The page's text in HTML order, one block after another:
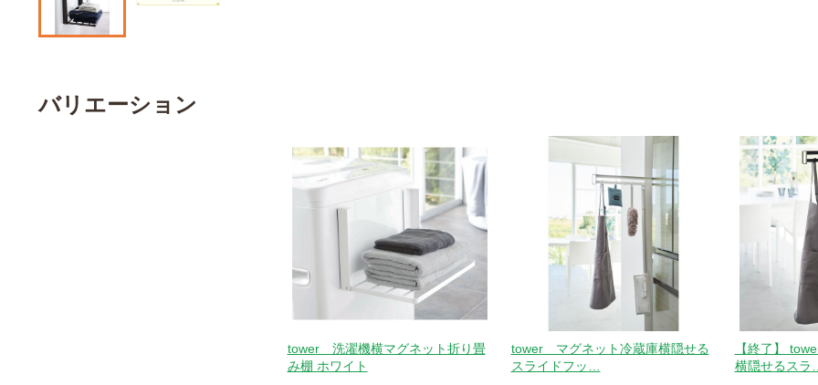
バリエーション
tower 洗濯機横マグネット折り畳
み棚 ホワイト
tower マグネット冷蔵庫横隠せる
スライドフッ
【終了】
横隠せるスラ